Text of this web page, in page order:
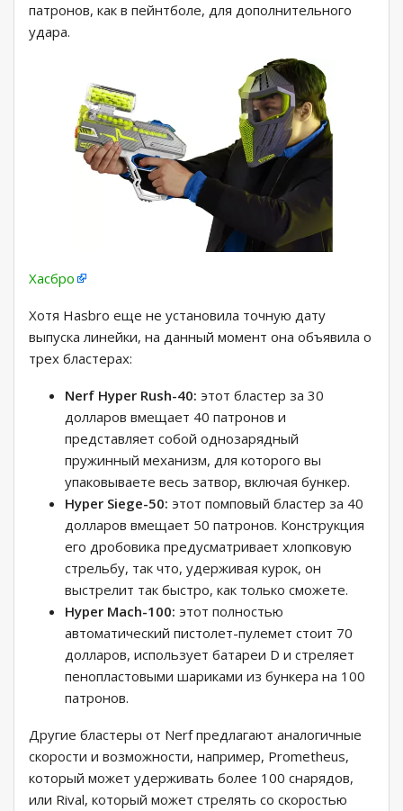
патронов, как в пейнтболе, для дополнительного
удара.
Хасбро
Хотя Hasbro еще не установила точную дату
выпуска линейки, на данный момент она объявила о
трех бластерах:
Nerf Hyper Rush-40: этот бластер за 30
долларов вмещает 40 патронов и
представляет собой однозарядный
пружинный механизм, для которого вы
упаковываете весь затвор, включая бункер.
Hyper Siege-50: этот помповый бластер за 40
долларов вмещает 50 патронов. Конструкция
его дробовика предусматривает хлопковую
стрельбу, так что, удерживая курок, он
выстрелит так быстро, как только сможете.
Hyper Mach-100: этот полностью
автоматический пистолет-пулемет стоит 70
долларов, использует батареи D и стреляет
пенопластовыми шариками из бункера на 100
патронов.
Другие бластеры от Nerf предлагают аналогичные
скорости и возможности, например, Prometheus,
который может удерживать более 100 снарядов,
или Rival, который может стрелять со скоростью